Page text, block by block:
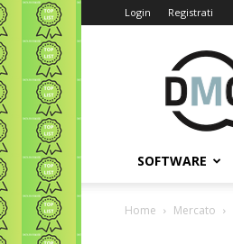
Login Registrati
SOFTWARE
Home Mercato